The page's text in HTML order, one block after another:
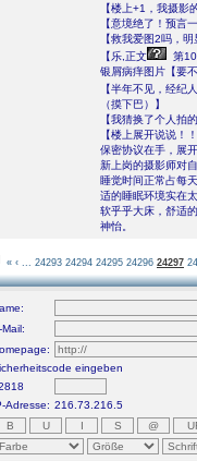
【楼上+1，我摄
【意境绝了！预言
【救我爱图2吗，
【乐,正文
第
银屑病痒图片【要
【半年不见，经纪
（摸下巴）】
【我猜换了个人拍
【楼上展开说说！
保密协议在手，展
新上岗的摄影师对
睡觉时间正常占每
适的睡眠环境实在
软乎乎大床，舒适
神怡。
« ‹ 24293 24294 24295 24296 24297
Mail:
eingeben
Adresse: 216.73.216.5